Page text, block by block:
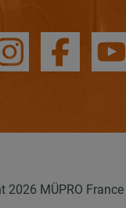
2026 MÜPRO